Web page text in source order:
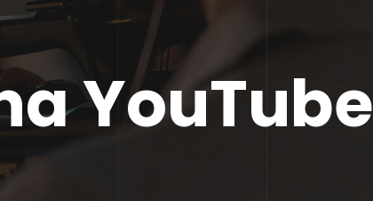
YouTube